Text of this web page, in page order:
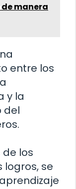
manera
entre los
y la
del
de los
logros, se